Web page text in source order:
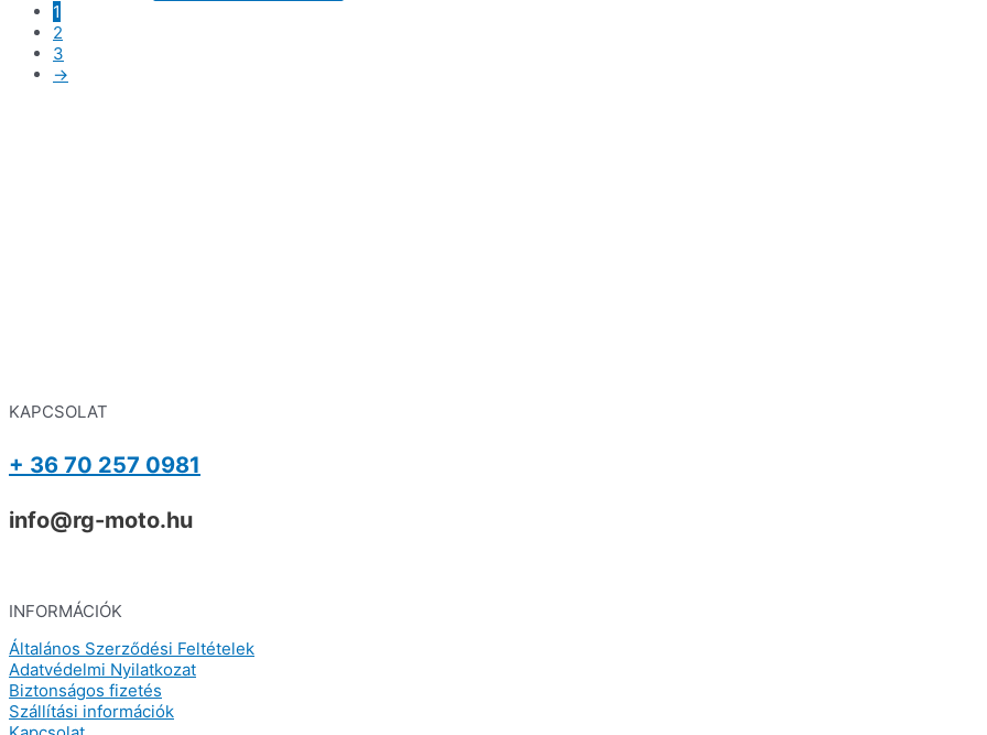
1
2
3
→
KAPCSOLAT
+ 36 70 257 0981
info@rg-moto.hu
INFORMÁCIÓK
Általános Szerződési Feltételek
Adatvédelmi Nyilatkozat
Biztonságos fizetés
Szállítási információk